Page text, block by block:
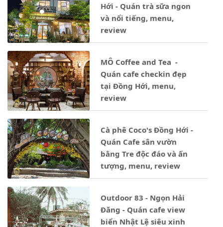
Hới - Quán trà sữa ngon
và nổi tiếng, menu,
review
MÔ Coffee and Tea -
Quán cafe checkin đẹp
tại Đồng Hới, menu,
review
Cà phê Coco's Đồng Hới -
Quán Cafe sân vườn
bằng Tre độc đáo và ấn
tượng, menu, review
Outdoor 83 - Ngọn Hải
Đăng - Quán cafe view
biển Nhật Lệ siêu xinh